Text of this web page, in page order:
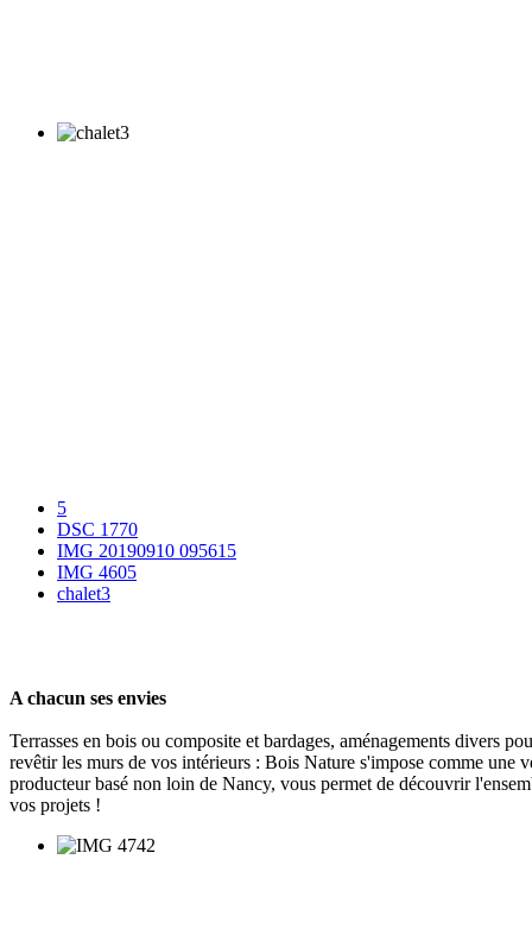
5
DSC 1770
IMG 20190910 095615
IMG 4605
chalet3
A chacun ses envies
Terrasses en bois ou composite et bardages, aménagements divers
revêtir les murs de vos intérieurs : Bois Nature s'impose comme une
producteur basé non loin de Nancy, vous permet de découvrir
vos projets !